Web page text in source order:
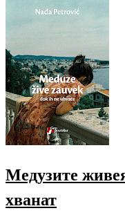
Медузите
хванат